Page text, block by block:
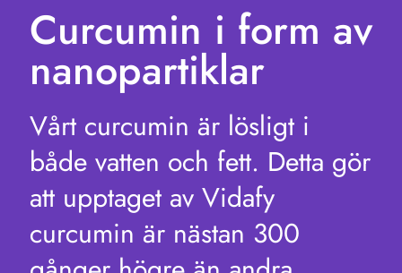
Curcumin i form av
nanopartiklar
Vårt curcumin är lösligt i
både vatten och fett. Detta gör
att upptaget av Vidafy
curcumin är nästan 300